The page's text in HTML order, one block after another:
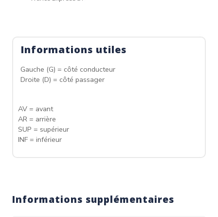
Informations utiles
Gauche (G) = côté conducteur
Droite (D) = côté passager
AV = avant
AR = arrière
SUP = supérieur
INF = inférieur
Informations supplémentaires